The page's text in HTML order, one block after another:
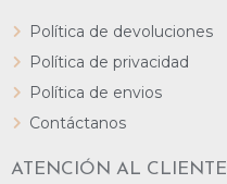
Política de devoluciones
Política de privacidad
Política de envios
Contáctanos
ATENCIÓN AL CLIENTE